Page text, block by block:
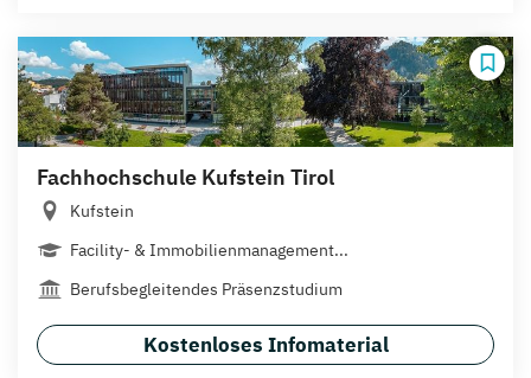
Fachhochschule Kufstein Tirol
Kufstein
Facility- & Immobilienmanagement...
Berufsbegleitendes Präsenzstudium
Kostenloses Infomaterial